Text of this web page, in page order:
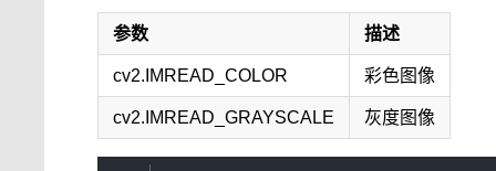
参数 描述
cv2.IMREAD_COLOR 彩色图像
cv2.IMREAD_GRAYSCALE 灰度图像